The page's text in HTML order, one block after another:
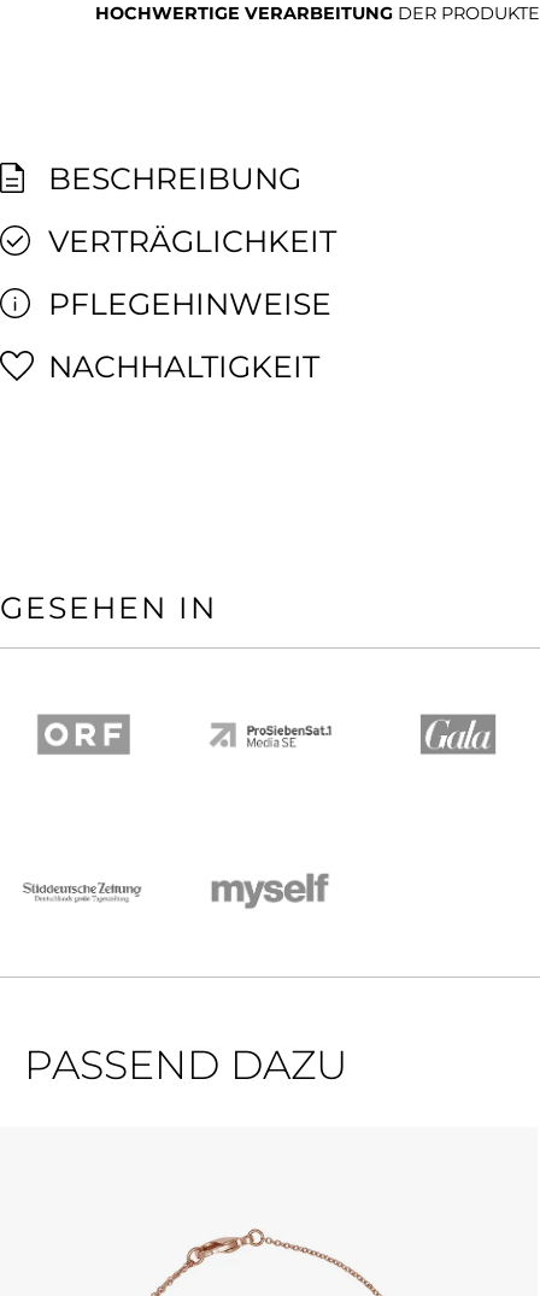
HOCHWERTIGE VERARBEITUNG DER PRODUKTE
BESCHREIBUNG
VERTRÄGLICHKEIT
PFLEGEHINWEISE
NACHHALTIGKEIT
GESEHEN IN
PASSEND DAZU